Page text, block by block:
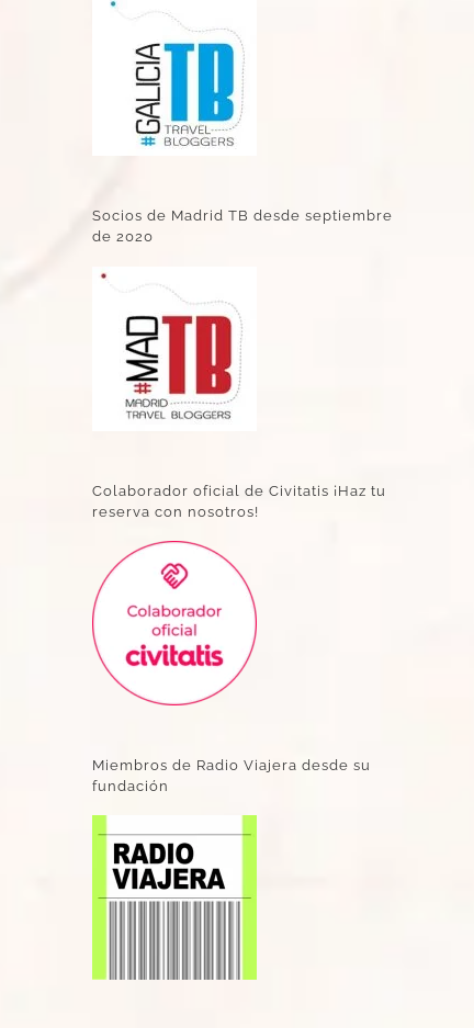
Socios de Madrid TB desde septiembre
de 2020
Colaborador oficial de Civitatis ¡Haz tu
reserva con nosotros!
Miembros de Radio Viajera desde su
fundación